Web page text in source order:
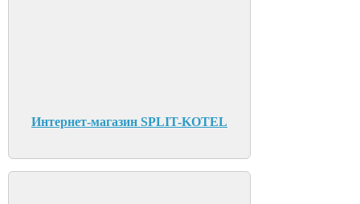
Интернет-магазин SPLIT-KOTEL